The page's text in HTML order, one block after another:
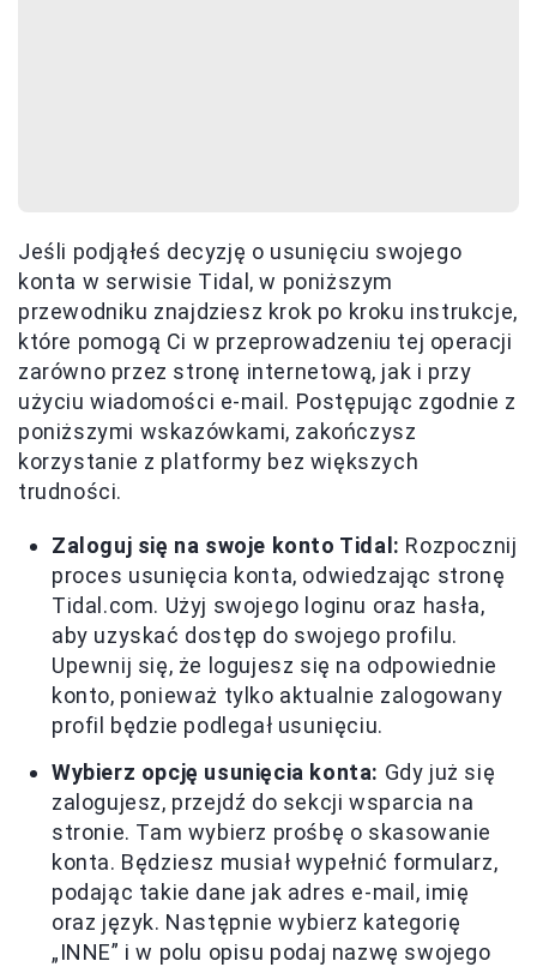
Jeśli podjąłeś decyzję o usunięciu swojego
konta w serwisie Tidal, w poniższym
przewodniku znajdziesz krok po kroku instrukcje,
które pomogą Ci w przeprowadzeniu tej operacji
zarówno przez stronę internetową, jak i przy
użyciu wiadomości e-mail. Postępując zgodnie z
poniższymi wskazówkami, zakończysz
korzystanie z platformy bez większych
trudności.
Zaloguj się na swoje konto Tidal: Rozpocznij
proces usunięcia konta, odwiedzając stronę
Tidal.com. Użyj swojego loginu oraz hasła,
aby uzyskać dostęp do swojego profilu.
Upewnij się, że logujesz się na odpowiednie
konto, ponieważ tylko aktualnie zalogowany
profil będzie podlegał usunięciu.
Wybierz opcję usunięcia konta: Gdy już się
zalogujesz, przejdź do sekcji wsparcia na
stronie. Tam wybierz prośbę o skasowanie
konta. Będziesz musiał wypełnić formularz,
podając takie dane jak adres e-mail, imię
oraz język. Następnie wybierz kategorię
„INNE” i w polu opisu podaj nazwę swojego